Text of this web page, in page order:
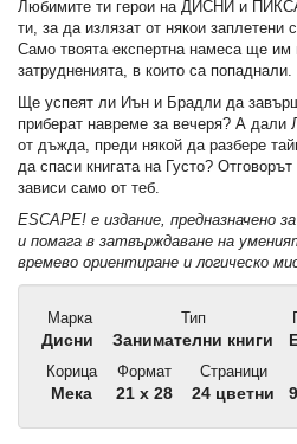
Любимите ти герои на ДИСНИ и
ти, за да излязат от някои заплетени
Само твоята експертна намеса ще им
затрудненията, в които са попаднали.
Ще успеят ли Иън и Брадли да
приберат навреме за вечеря? А дали
от дъжда, преди някой да разбере
да спаси книгата на Густо?
зависи само от теб.
ESCAPE! е издание, предназначено
и помага в затвърждаване на
времево ориентиране и логическо
Марка
Дисни
Тип
Занимателни книги
Корица
Мека
Формат
21 x 28
Страници
24 цветни